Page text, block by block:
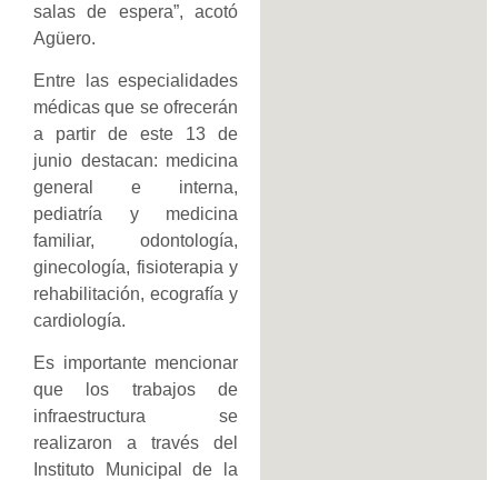
salas de espera”, acotó
Agüero.
Entre las especialidades
médicas que se ofrecerán
a partir de este 13 de
junio destacan: medicina
general e interna,
pediatría y medicina
familiar, odontología,
ginecología, fisioterapia y
rehabilitación, ecografía y
cardiología.
Es importante mencionar
que los trabajos de
infraestructura se
realizaron a través del
Instituto Municipal de la